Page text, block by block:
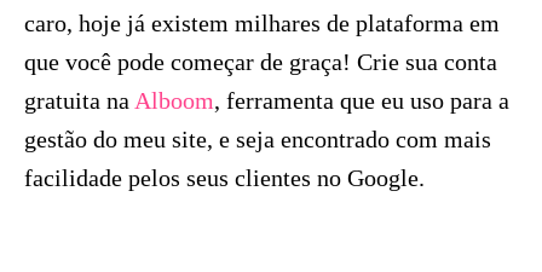
caro, hoje já existem milhares de plataforma em
que você pode começar de graça! Crie sua conta
gratuita na Alboom, ferramenta que eu uso para a
gestão do meu site, e seja encontrado com mais
facilidade pelos seus clientes no Google.